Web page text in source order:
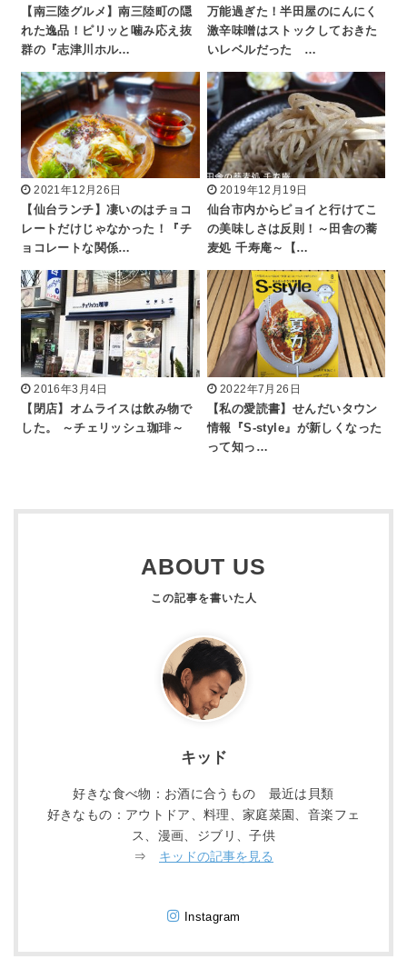
【南三陸グルメ】南三陸町の隠
れた逸品！ピリッと噛み応え抜
群の『志津川ホル…
万能過ぎた！半田屋のにんにく
激辛味噌はストックしておきた
いレベルだった …
2021年12月26日
【仙台ランチ】凄いのはチョコ
レートだけじゃなかった！『チ
ョコレートな関係…
2019年12月19日
仙台市内からピョイと行けてこ
の美味しさは反則！～田舎の蕎
麦処 千寿庵～【…
2016年3月4日
【閉店】オムライスは飲み物で
した。 ～チェリッシュ珈琲～
2022年7月26日
【私の愛読書】せんだいタウン
情報『S-style』が新しくなった
って知っ…
ABOUT US
キッド
好きな食べ物：お酒に合うもの 最近は貝類
好きなもの：アウトドア、料理、家庭菜園、音楽フェ
ス、漫画、ジブリ、子供
⇒ キッドの記事を見る
Instagram